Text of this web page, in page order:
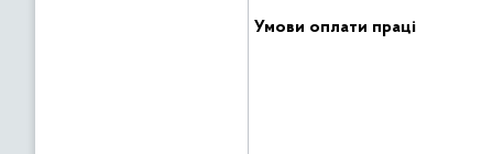
Умови оплати праці